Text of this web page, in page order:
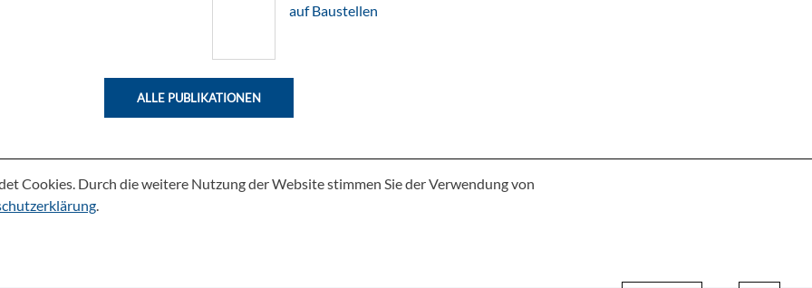
auf Baustellen
ALLE PUBLIKATIONEN
Cookies. Durch die weitere Nutzung der Website stimmen Sie der Verwendung von
.